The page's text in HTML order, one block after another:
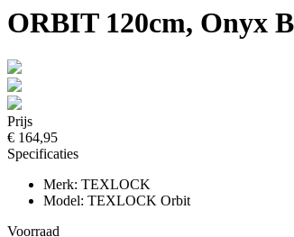
ORBIT 120cm, Onyx
Prijs
€ 164,95
Specificaties
Merk: TEXLOCK
Model: TEXLOCK Orbit
Voorraad